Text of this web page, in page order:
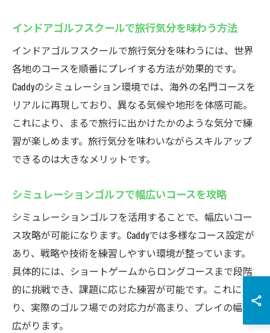
インドアゴルフスクールで旅行気分を味わう方法
インドアゴルフスクールで旅行気分を味わうには、世界
各地のコースを順番にプレイする方法が効果的です。
Caddyのシミュレーション環境では、海外の名門コースを
リアルに再現しており、異なる気候や地形を体感可能。
これにより、まるで旅行に出かけたかのような気分で練
習が楽しめます。旅行気分を味わいながらスキルアップ
できるのは大きなメリットです。
シミュレーションゴルフで幅広いコースを攻略
シミュレーションゴルフを活用することで、幅広いコー
ス攻略が可能になります。Caddyでは多様なコース設定が
あり、戦略や技術を練習しやすい環境が整っています。
具体的には、ショートゲームからロングコースまで段階
的に挑戦でき、課題に応じた練習が可能です。これによ
り、実際のゴルフ場での対応力が高まり、プレイの幅が
広がります。